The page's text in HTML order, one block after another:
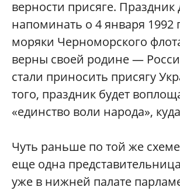
верности присяге. Праздник
напоминать о 4 января 1992
моряки Черноморского
верны своей родине —
стали приносить присягу
того, праздник будет
«единство воли народа»,
Чуть раньше по той же
еще одна
уже в нижней палате